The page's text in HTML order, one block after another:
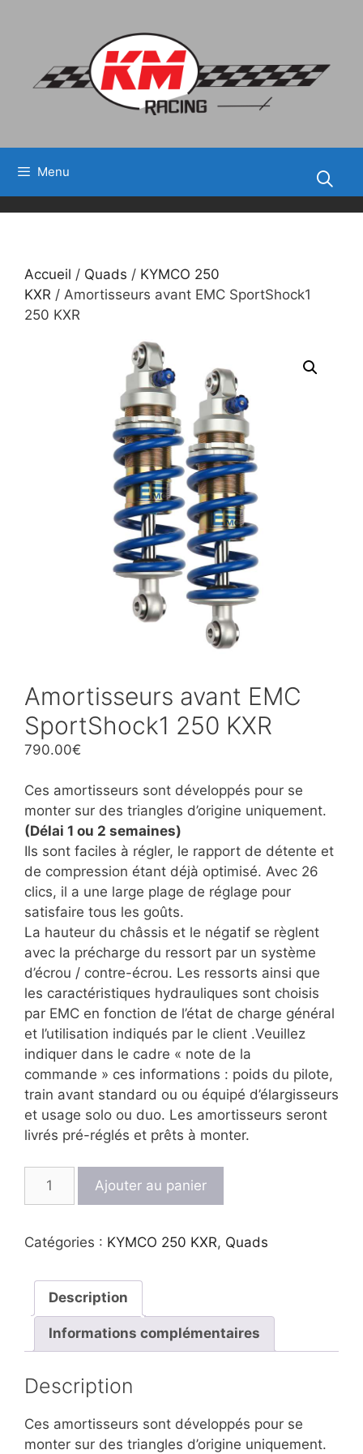
Menu
Accueil / Quads / KYMCO 250
KXR / Amortisseurs avant EMC SportShock1
250 KXR
Amortisseurs avant EMC
SportShock1 250 KXR
790.00€
Ces amortisseurs sont développés pour se
monter sur des triangles d’origine uniquement.
(Délai 1 ou 2 semaines)
Ils sont faciles à régler, le rapport de détente et
de compression étant déjà optimisé. Avec 26
clics, il a une large plage de réglage pour
satisfaire tous les goûts.
La hauteur du châssis et le négatif se règlent
avec la précharge du ressort par un système
d’écrou / contre-écrou. Les ressorts ainsi que
les caractéristiques hydrauliques sont choisis
par EMC en fonction de l’état de charge général
et l’utilisation indiqués par le client .Veuillez
indiquer dans le cadre « note de la
commande » ces informations : poids du pilote,
train avant standard ou ou équipé d’élargisseurs
et usage solo ou duo. Les amortisseurs seront
livrés pré-réglés et prêts à monter.
avant
SportShock1
KXR
Ajouter au panier
Catégories : KYMCO 250 KXR, Quads
Description
Informations complémentaires
Description
Ces amortisseurs sont développés pour se
monter sur des triangles d’origine uniquement.